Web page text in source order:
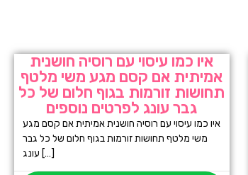
איו כמו עיסוי עם רוסיה חושנית
אמיתית אם קסם מגע משי מלטף
תחושות זורמות בגוף חלום של כל
גבר עונג לפרטים נוספים
איו כמו עיסוי עם רוסיה חושנית אמיתית אם קסם מגע
משי מלטף תחושות זורמות בגוף חלום של כל גבר
עונג […]